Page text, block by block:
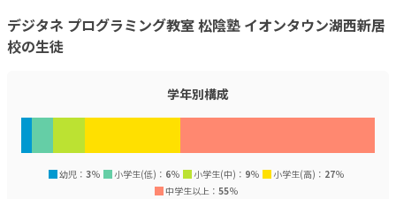
デジタネ プログラミング教室 松陰塾 イオンタウン湖西新居
校の生徒
学年別構成
幼児： 3% 小学生(低)： 6% 小学生(中)： 9% 小学生(高)： 27%
中学生以上： 55%